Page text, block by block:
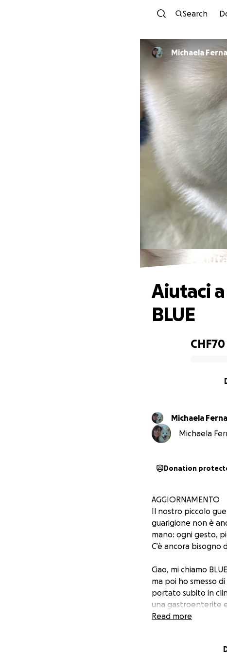
Search
Michaela
CHF70
Aiutaci
BLUE
Michaela
Michaela
Donation
AGGIORNAMENTO
Il nostro piccolo
guarigione non è
mano: ogni gesto,
C’è ancora bisogno
Ciao, mi chiamo
ma poi ho smesso
portato subito in
una gastroenterite
dopo i primi esami
non abbiamo
Read more